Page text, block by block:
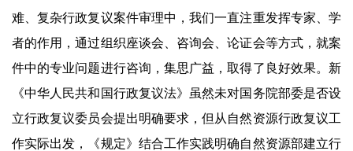
难、复杂行政复议案件审理中，我们一直注重发挥专家、学
者的作用，通过组织座谈会、咨询会、论证会等方式，就案
件中的专业问题进行咨询，集思广益，取得了良好效果。新
《中华人民共和国行政复议法》虽然未对国务院部委是否设
立行政复议委员会提出明确要求，但从自然资源行政复议工
作实际出发，《规定》结合工作实践明确自然资源部建立行